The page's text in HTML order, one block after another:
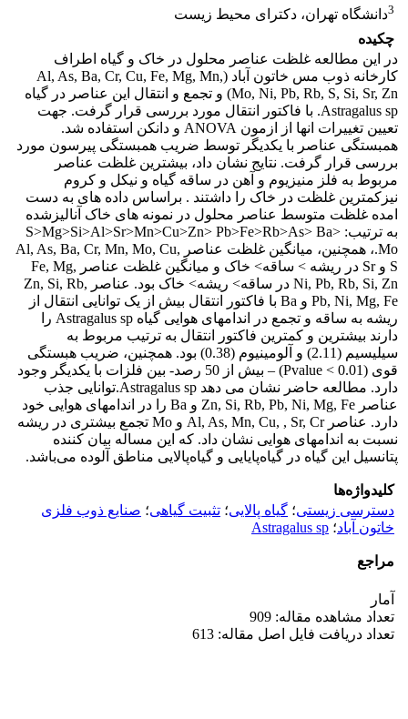
3دانشگاه تهران، دکترای محیط زیست
چکیده
در این مطالعه غلظت عناصر محلول در خاک و گیاه اطراف
کارخانه ذوب مس خاتون آباد (Al, As, Ba, Cr, Cu, Fe, Mg, Mn,
Mo, Ni, Pb, Rb, S, Si, Sr, Zn) و تجمع و انتقال این عناصر در گیاه
Astragalus sp. با فاکتور انتقال مورد بررسی قرار گرفت. جهت
تعیین تغییرات انها از ازمون ANOVA و دانکن استفاده شد.
همبستگی عناصر با یکدیگر توسط ضریب همبستگی پیرسون مورد
بررسی قرار گرفت. نتایج نشان داد، بیشترین غلظت عناصر
مربوط به فلز منیزیوم و آهن در ساقه گیاه و نیکل و کروم
نیزکمترین غلظت در خاک را داشتند . براساس داده های به دست
امده غلظت متوسط عناصر محلول در نمونه های خاک آنالیزشده
به ترتیب: S>Mg>Si>Al>Sr>Mn>Cu>Zn> Pb>Fe>Rb>As> Ba>
Mo.، همچنین، میانگین غلظت عناصر Al, As, Ba, Cr, Mn, Mo, Cu,
S و Sr در ریشه > ساقه> خاک و میانگین غلظت عناصر Fe, Mg,
Ni, Pb, Rb, Si, Zn در ساقه> ریشه> خاک بود. عناصر Zn, Si, Rb,
Pb, Ni, Mg, Fe و Ba با فاکتور انتقال بیش از یک توانایی انتقال از
ریشه به ساقه و تجمع در اندامهای هوایی گیاه Astragalus sp را
دارند بیشترین و کمترین فاکتور انتقال به ترتیب مربوط به
سیلیسیم (2.11) و آلومینیوم (0.38) بود. همچنین، ضریب هبستگی
قوی (Pvalue < 0.01) – بیش از 50 رصد- بین فلزات با یکدیگر وجود
دارد. مطالعه حاضر نشان می دهد Astragalus sp.توانایی جذب
عناصر Zn, Si, Rb, Pb, Ni, Mg, Fe و Ba را در اندامهای هوایی خود
دارد. عناصر Al, As, Mn, Cu, , Sr, Cr و Mo تجمع بیشتری در ریشه
نسبت به اندامهای هوایی نشان داد. که این مساله بیان کننده
پتانسیل این گیاه در گیاه‌پایایی و گیاه‌پالایی مناطق آلوده می‌باشد.
کلیدواژه‌ها
دسترسی زیستی؛ گیاه پالایی؛ تثبیت گیاهی؛ صنایع ذوب فلزی
خاتون آباد؛ Astragalus sp
مراجع
آمار
تعداد مشاهده مقاله: 909
تعداد دریافت فایل اصل مقاله: 613